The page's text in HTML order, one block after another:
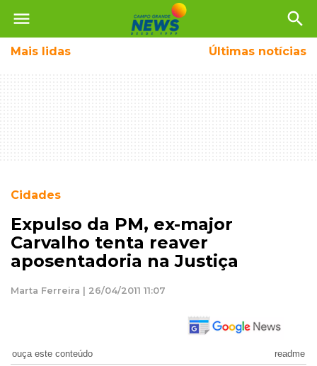
menu search
Mais lidas Últimas notícias
Cidades
Expulso da PM, ex-major
Carvalho tenta reaver
aposentadoria na Justiça
Marta Ferreira | 26/04/2011 11:07
ouça este conteúdo readme